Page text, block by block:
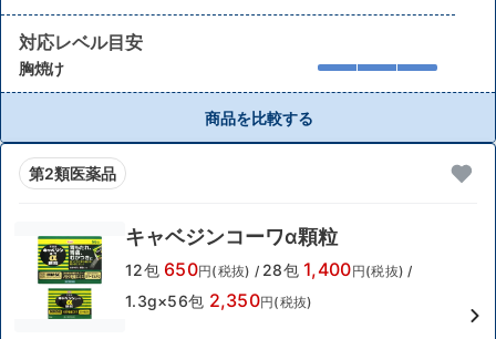
対応レベル目安
胸焼け
商品を比較する
第2類医薬品
キャベジンコーワα顆粒
12包 650円(税抜) / 28包 1,400円(税抜) /
1.3g×56包 2,350円(税抜)